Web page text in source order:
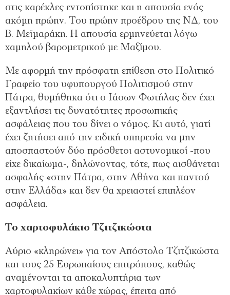
στις καρέκλες εντοπίστηκε και η απουσία ενός
ακόμη πρώην. Του πρώην προέδρου της ΝΔ, του
Β. Μεϊμαράκη. Η απουσία ερμηνεύεται λόγω
χαμηλού βαρομετρικού με Μαξίμου.
Με αφορμή την πρόσφατη επίθεση στο Πολιτικό
Γραφείο του υφυπουργού Πολιτισμού στην
Πάτρα, θυμήθηκα ότι ο Ιάσων Φωτήλας δεν έχει
εξαντλήσει τις δυνατότητες προσωπικής
ασφάλειας που του δίνει ο νόμος. Κι αυτό, γιατί
έχει ζητήσει από την ειδική υπηρεσία να μην
αποσπαστούν δύο πρόσθετοι αστυνομικοί -που
είχε δικαίωμα-, δηλώνοντας, τότε, πως αισθάνεται
ασφαλής «στην Πάτρα, στην Αθήνα και παντού
στην Ελλάδα» και δεν θα χρειαστεί επιπλέον
ασφάλεια.
Το χαρτοφυλάκιο Τζιτζικώστα
Αύριο «κληρώνει» για τον Απόστολο Τζιτζικώστα
και τους 25 Ευρωπαίους επιτρόπους, καθώς
αναμένονται τα αποκαλυπτήρια των
χαρτοφυλακίων κάθε χώρας, έπειτα από